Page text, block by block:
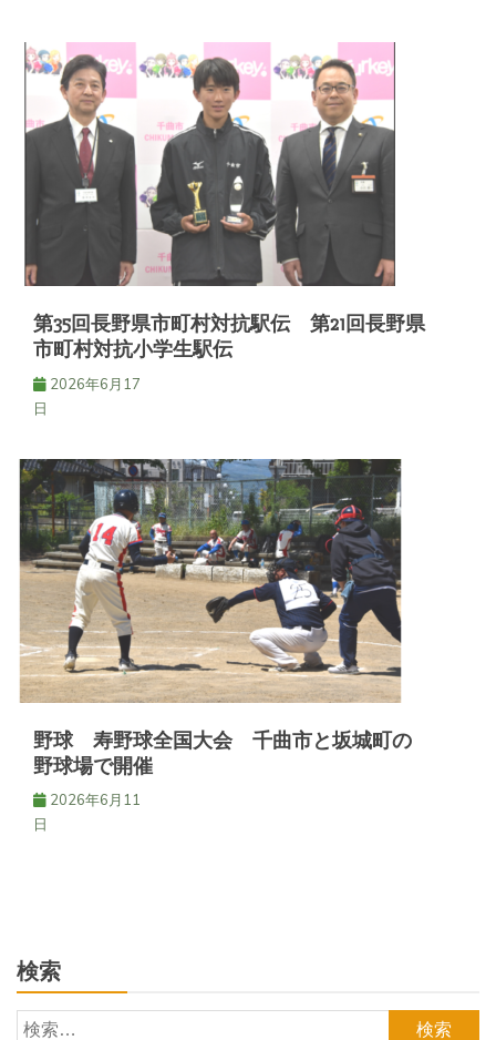
第35回長野県市町村対抗駅伝 第21回長野県
市町村対抗小学生駅伝
2026年6月17
日
野球 寿野球全国大会 千曲市と坂城町の
野球場で開催
2026年6月11
日
検索
検